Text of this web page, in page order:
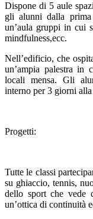
Dispone di 5 aule
gli alunni dalla
un’aula gruppi in cui
mindfulness,ecc.
Nell’edificio, che
un’ampia palestra
locali mensa. Gli
interno per 3 giorni
Progetti:
Tutte le classi
su ghiaccio, tennis,
dello sport che vede
un’ottica di continuità